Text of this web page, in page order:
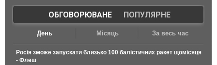
ОБГОВОРЮВАНЕ| ПОПУЛЯРНЕ
День Місяць За весь час
Росія зможе запускати близько 100 балістичних ракет щомісяця
- Флеш